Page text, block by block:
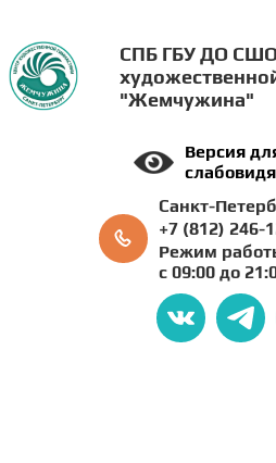
СПБ ГБУ ДО
"Жемчужина"
Версия
Санкт-
+7 (812) 246-
Режим
с 09:00 до